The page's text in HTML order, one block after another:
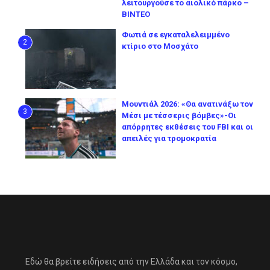
λειτουργούσε το αιολικό πάρκο –
ΒΙΝΤΕΟ
2
Φωτιά σε εγκαταλελειμμένο
κτίριο στο Μοσχάτο
3
Μουντιάλ 2026: «Θα ανατινάξω τον
Μέσι με τέσσερις βόμβες»-Οι
απόρρητες εκθέσεις του FBI και οι
απειλές για τρομοκρατία
Εδώ θα βρείτε ειδήσεις από την Ελλάδα και τον κόσμο,